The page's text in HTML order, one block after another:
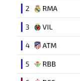
2 RMA
3 VIL
4 ATM
5 RBB